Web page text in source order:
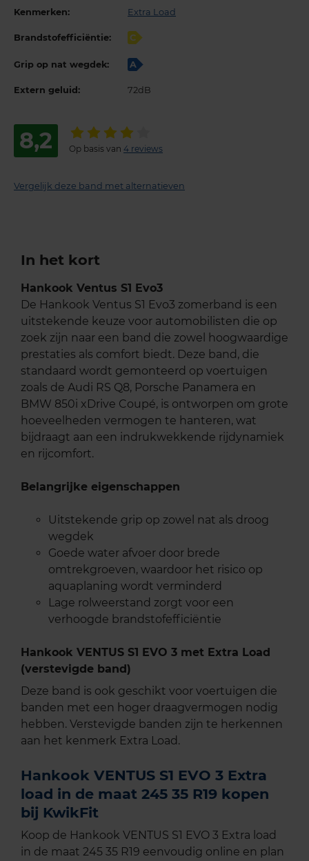
Kenmerken: Extra Load
Brandstofefficiëntie: C
Grip op nat wegdek: A
Extern geluid: 72dB
8,2 Op basis van 4 reviews
Vergelijk deze band met alternatieven
In het kort
Hankook Ventus S1 Evo3
De Hankook Ventus S1 Evo3 zomerband is een
uitstekende keuze voor automobilisten die op
zoek zijn naar een band die zowel hoogwaardige
prestaties als comfort biedt. Deze band, die
standaard wordt gemonteerd op voertuigen
zoals de Audi RS Q8, Porsche Panamera en
BMW 850i xDrive Coupé, is ontworpen om grote
hoeveelheden vermogen te hanteren, wat
bijdraagt aan een indrukwekkende rijdynamiek
en rijcomfort.
Belangrijke eigenschappen
Uitstekende grip op zowel nat als droog
wegdek
Goede water afvoer door brede
omtrekgroeven, waardoor het risico op
aquaplaning wordt verminderd
Lage rolweerstand zorgt voor een
verhoogde brandstofefficiëntie
Hankook VENTUS S1 EVO 3 met Extra Load
(verstevigde band)
Deze band is ook geschikt voor voertuigen die
banden met een hoger draagvermogen nodig
hebben. Verstevigde banden zijn te herkennen
aan het kenmerk Extra Load.
Hankook VENTUS S1 EVO 3 Extra
load in de maat 245 35 R19 kopen
bij KwikFit
Koop de Hankook VENTUS S1 EVO 3 Extra load
in de maat 245 35 R19 eenvoudig online en plan